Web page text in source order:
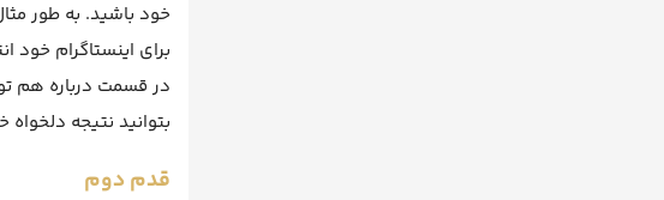
خود باشید. به طور
برای اینستاگرام خود
در قسمت درباره هم
بتوانید نتیجه دلخواه
قدم دوم